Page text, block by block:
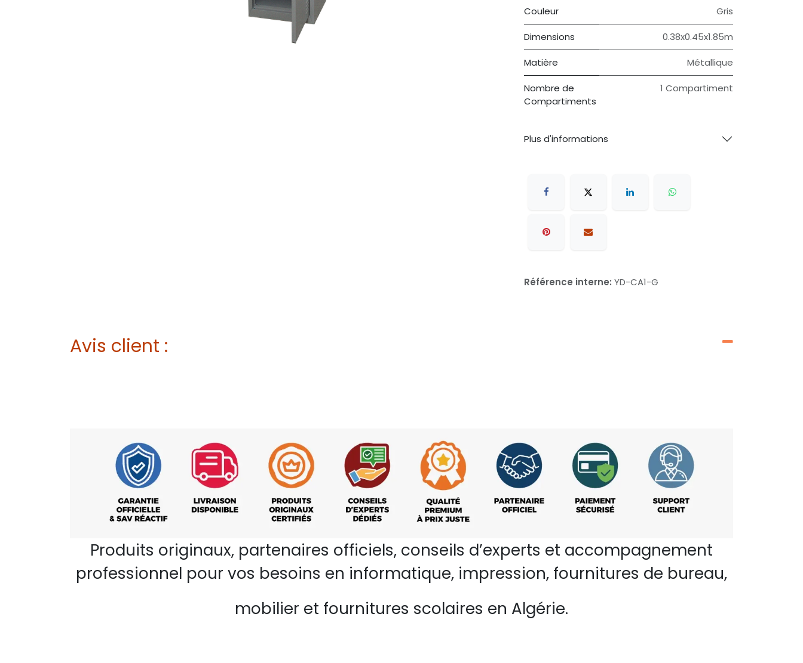
Couleur Gris
Dimensions 0.38x0.45x1.85m
Matière Métallique
Nombre de
Compartiments
1 Compartiment
Plus d'informations
Référence interne: YD-CA1-G
Avis client :
Produits originaux, partenaires officiels, conseils d’experts et accompagnement
professionnel pour vos besoins en informatique, impression, fournitures de bureau,
mobilier et fournitures scolaires en Algérie.